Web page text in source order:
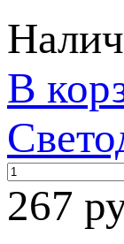
В
267